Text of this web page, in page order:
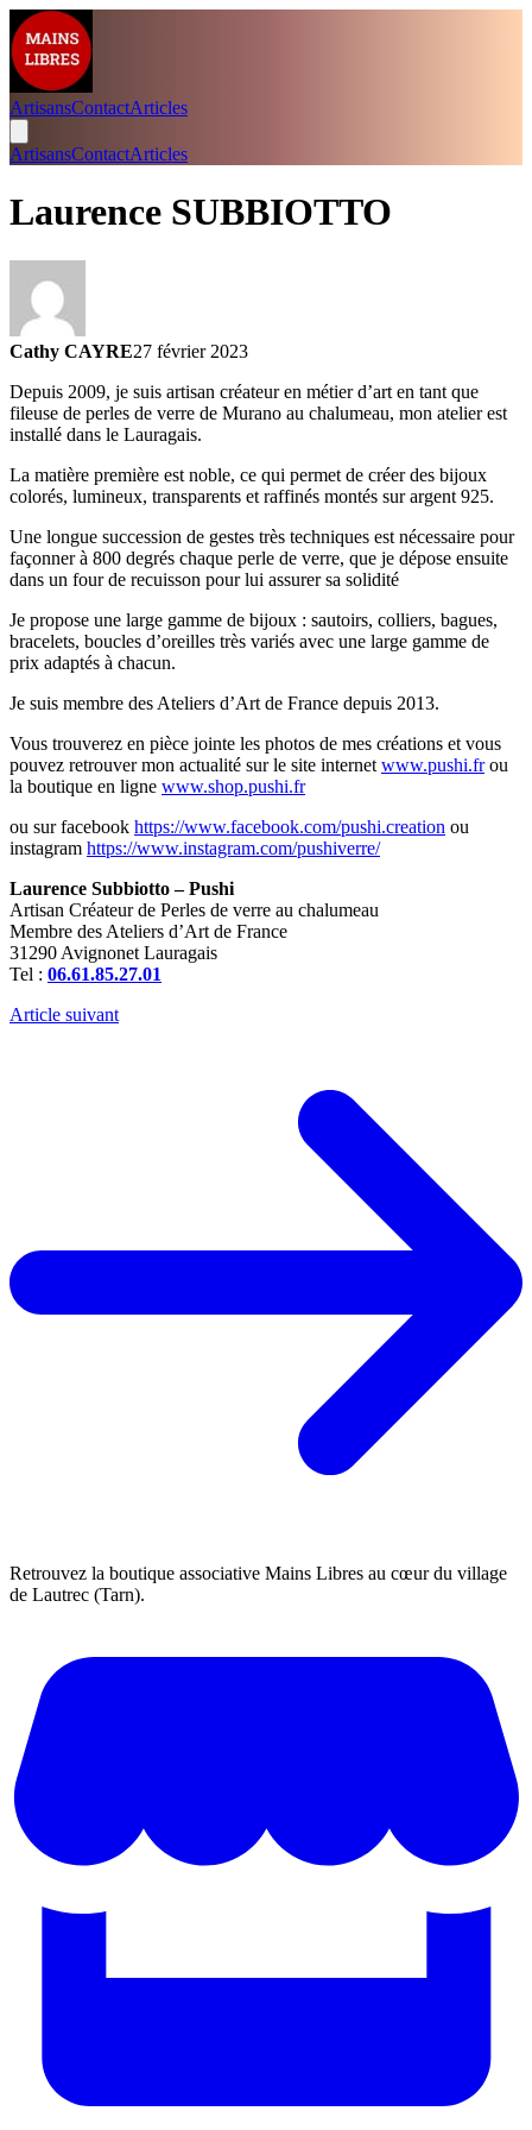
ArtisansContactArticles
ArtisansContactArticles
Laurence SUBBIOTTO
Cathy CAYRE27 février 2023
Depuis 2009, je suis artisan créateur en métier d’art en tant que
fileuse de perles de verre de Murano au chalumeau, mon atelier est
installé dans le Lauragais.
La matière première est noble, ce qui permet de créer des bijoux
colorés, lumineux, transparents et raffinés montés sur argent 925.
Une longue succession de gestes très techniques est nécessaire pour
façonner à 800 degrés chaque perle de verre, que je dépose ensuite
dans un four de recuisson pour lui assurer sa solidité
Je propose une large gamme de bijoux : sautoirs, colliers, bagues,
bracelets, boucles d’oreilles très variés avec une large gamme de
prix adaptés à chacun.
Je suis membre des Ateliers d’Art de France depuis 2013.
Vous trouverez en pièce jointe les photos de mes créations et vous
pouvez retrouver mon actualité sur le site internet www.pushi.frou
la boutique en ligne www.shop.pushi.fr
ou sur facebook https://www.facebook.com/pushi.creation ou
instagram https://www.instagram.com/pushiverre/
Laurence Subbiotto – Pushi
Artisan Créateur de Perles de verre au chalumeau
Membre des Ateliers d’Art de France
31290 Avignonet Lauragais
Tel : 06.61.85.27.01
Article suivant
Retrouvez la boutique associative Mains Libres au cœur du village
de Lautrec (Tarn).